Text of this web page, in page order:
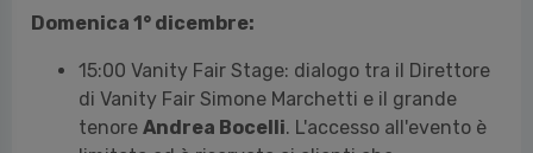
Domenica 1° dicembre:
15:00 Vanity Fair Stage: dialogo tra il Direttore
di Vanity Fair Simone Marchetti e il grande
tenore Andrea Bocelli. L'accesso all'evento è